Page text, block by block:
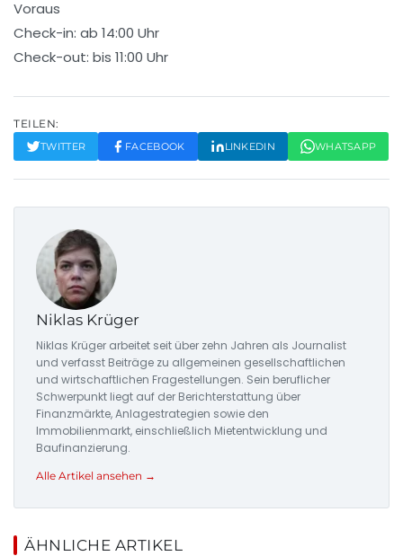
Voraus
Check-in: ab 14:00 Uhr
Check-out: bis 11:00 Uhr
TEILEN:
TWITTER FACEBOOK LINKEDIN WHATSAPP
Niklas Krüger
Niklas Krüger arbeitet seit über zehn Jahren als Journalist
und verfasst Beiträge zu allgemeinen gesellschaftlichen
und wirtschaftlichen Fragestellungen. Sein beruflicher
Schwerpunkt liegt auf der Berichterstattung über
Finanzmärkte, Anlagestrategien sowie den
Immobilienmarkt, einschließlich Mietentwicklung und
Baufinanzierung.
Alle Artikel ansehen →
ÄHNLICHE ARTIKEL